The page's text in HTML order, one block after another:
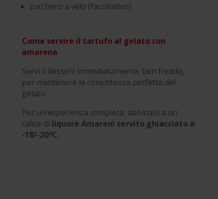
zucchero a velo (facoltativo)
Come servire il tartufo al gelato con
amarena
Servi il dessert immediatamente, ben freddo,
per mantenere la consistenza perfetta del
gelato.
Per un’esperienza completa, abbinalo a un
calice di liquore Amarenì servito ghiacciato a
-18/-20°C.